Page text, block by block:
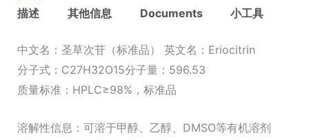
数
描述 其他信息 Documents 小工具
中文名：圣草次苷（标准品） 英文名：Eriocitrin
分子式：C27H32O15分子量：596.53
质量标准：HPLC≥98%，标准品
溶解性信息：可溶于甲醇、乙醇、DMSO等有机溶剂